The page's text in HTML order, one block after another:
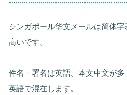
シンガポール华文メールは简体
高いです。
件名・署名は英語、本文中文が
英語で混在します。